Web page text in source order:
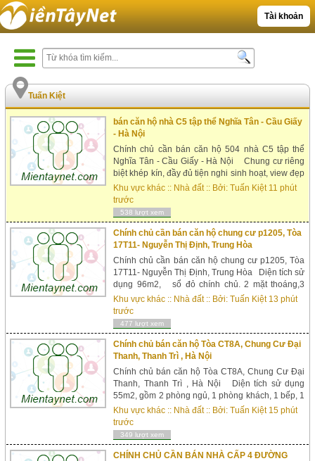
Tài khoản
Tuấn Kiệt
bán căn hộ nhà C5 tập thể Nghĩa Tân - Cầu Giấy
- Hà Nội
Chính chủ cần bán căn hộ 504 nhà C5 tập thể
Nghĩa Tân - Cầu Giấy - Hà Nội Chung cư riêng
biệt khép kín, đầy đủ tiện nghi sinh hoạt, view đẹp
thoáng mát nhìn sang trường mẫu giáo Hoa hồng.
Hàng xóm toàn là cán bộ viên chức, nhà ở khu
vực trung tâm rất thuận tiện gần chợ, trường học,
Bệnh viện, khu thể tha...
Khu vực khác :: Nhà đất:: Bởi:Tuấn Kiệt 11 phút
trước
538 lượt xem
Chính chủ cần bán căn hộ chung cư p1205, Tòa
17T11- Nguyễn Thị Định, Trung Hòa
Chính chủ cần bán căn hộ chung cư p1205, Tòa
17T11- Nguyễn Thị Định, Trung Hòa Diện tích sử
dụng 96m2, sổ đỏ chính chủ. 2 mặt thoáng,3
phòng ngủ, 2 vệ sinh, 1 phòng khách, 1 phòng
bếp, 2 ban công thoáng mát. Nội thất cơ bản, sàn
gỗ, vách gỗ trang trí, tủ, giường Giá bán 2.7 tỷ...
Khu vực khác :: Nhà đất:: Bởi:Tuấn Kiệt 13 phút
trước
477 lượt xem
Chính chủ bán căn hộ Tòa CT8A, Chung Cư Đại
Thanh, Thanh Trì , Hà Nội
Chính chủ bán căn hộ Tòa CT8A, Chung Cư Đại
Thanh, Thanh Trì , Hà Nội Diện tích sử dụng
55m2, gồm 2 phòng ngủ, 1 phòng khách, 1 bếp, 1
vệ sinh. Ful nội thất, vị trí thuân lợi , tiện
tích đầy đủ, trường, chợ, bệnh viện, siêu thị .v..v..
giá bán : 850 triệu Liên hệ : 0971779446 ...
Khu vực khác :: Nhà đất:: Bởi:Tuấn Kiệt 15 phút
trước
349 lượt xem
CHÍNH CHỦ CẦN BÁN NHÀ CẤP 4 ĐƯỜNG